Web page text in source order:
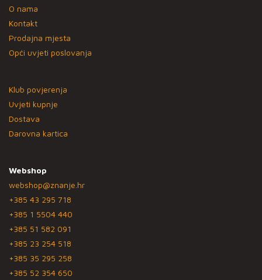
O nama
Kontakt
Prodajna mjesta
Opći uvjeti poslovanja
Klub povjerenja
Uvjeti kupnje
Dostava
Darovna kartica
Webshop
webshop@znanje.hr
+385 43 295 718
+385 1 5504 440
+385 51 582 091
+385 23 254 518
+385 35 295 258
+385 52 354 650